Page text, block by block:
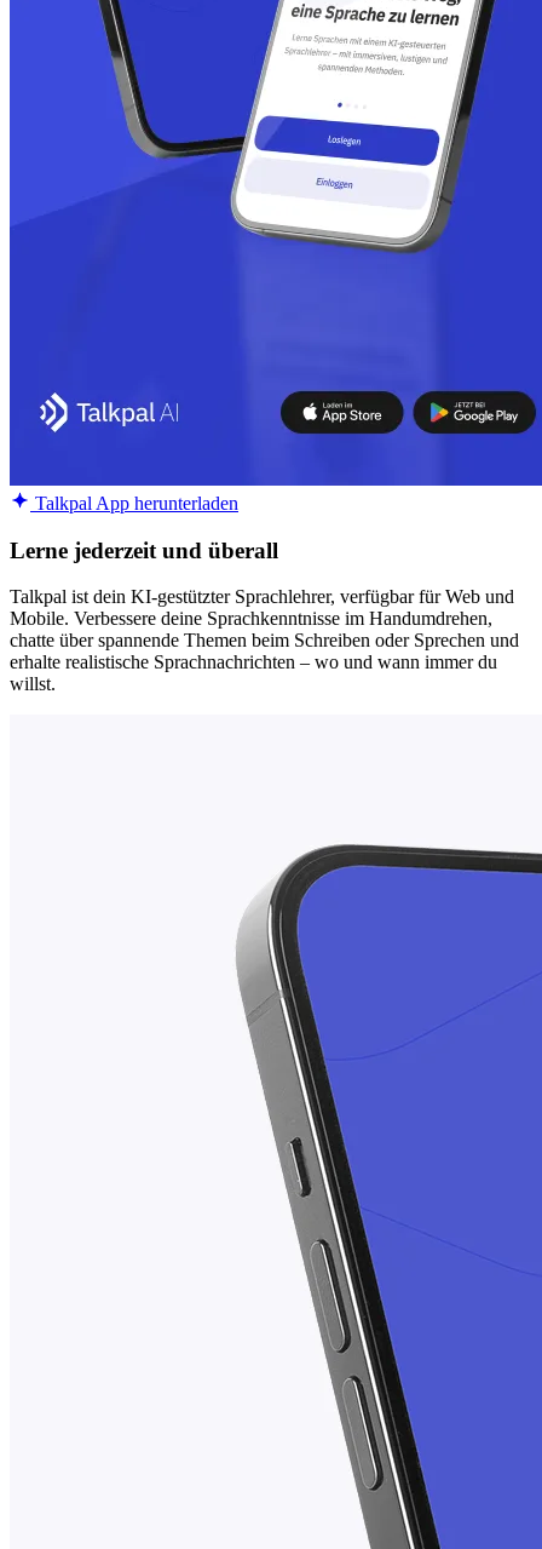
Talkpal App herunterladen
Lerne jederzeit und überall
Talkpal ist dein KI-gestützter Sprachlehrer, verfügbar für Web und
Mobile. Verbessere deine Sprachkenntnisse im Handumdrehen,
chatte über spannende Themen beim Schreiben oder Sprechen und
erhalte realistische Sprachnachrichten – wo und wann immer du
willst.